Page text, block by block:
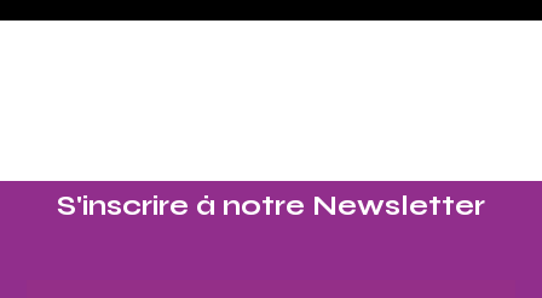
S'inscrire à notre Newsletter​